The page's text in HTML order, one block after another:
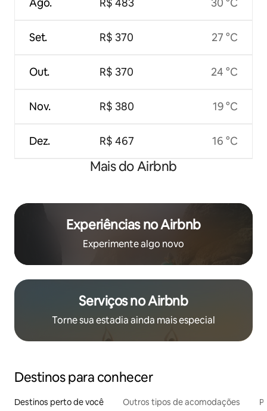
Ago.
Set.
Out.
Nov.
Dez.
R$ 483
R$ 370
R$ 370
R$ 380
R$ 467
30 °C
27 °C
24 °C
19 °C
16 °C
Mais do Airbnb
Experiências no Airbnb
Experimente algo novo
Serviços no Airbnb
Torne sua estadia ainda mais especial
Destinos para conhecer
Destinos perto de você Outros tipos de acomodações